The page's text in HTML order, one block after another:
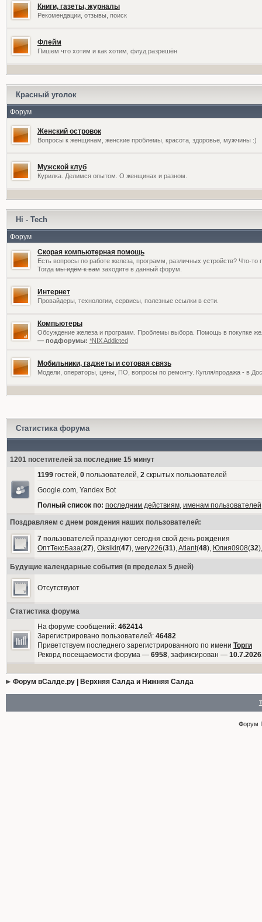
Книги, газеты, журналы
Рекомендации, отзывы, поиск
Флейм
Пишем что хотим и как хотим, флуд разрешён
Красный уголок
Форум
Женский островок
Вопросы к женщинам, женские проблемы, красота, здоровье, мужчины :)
Мужской клуб
Курилка. Делимся опытом. О женщинах и разном.
Hi - Tech
Форум
Скорая компьютерная помощь
Есть вопросы по работе железа, программ, различных устройств? Что-то
Тогдамы идём к вамзаходите в данный форум.
Интернет
Провайдеры, технологии, сервисы, полезные ссылки в сети.
Компьютеры
Обсуждение железа и программ. Проблемы выбора. Помощь в покупке
— подфорумы: *NIX Addicted
Мобильники, гаджеты и сотовая связь
Модели, операторы, цены, ПО, вопросы по ремонту. Купля/продажа - в
Статистика форума
1201 посетителей за последние 15 минут
1199гостей, 0пользователей, 2скрытых пользователей
Google.com, Yandex Bot
Полный список по: последним действиям, именам пользователей
Поздравляем с днем рождения наших пользователей:
7пользователей празднуют сегодня свой день рождения
ОптТексБаза(27), Oksikir(47), wery226(31),Atlant(48), Юлия0908(32
Будущие календарные события (в пределах 5 дней)
Отсутствуют
Статистика форума
На форуме сообщений: 462414
Зарегистрировано пользователей: 46482
Приветствуем последнего зарегистрированного по имени Торги
Рекорд посещаемости форума — 6958, зафиксирован —
Форум вСалде.ру | Верхняя Салда и Нижняя Салда
Форум